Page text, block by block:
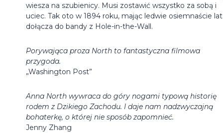
wiesza na szubie­nicy. Musi zostawić wszystko za sobą i
uciec. Tak oto w 1894 roku, mając ledwie osiemnaście
dołącza do bandy z Hole-in-the-Wall.
Porywająca proza North to fantastyczna filmowa
przygoda.
„Washington Post”
Anna North wywraca do góry nogami typową historię
rodem z Dzikiego Zachodu. I daje nam nadzwyczajną
bohaterkę, o której nie sposób zapomnieć.
Jenny Zhang